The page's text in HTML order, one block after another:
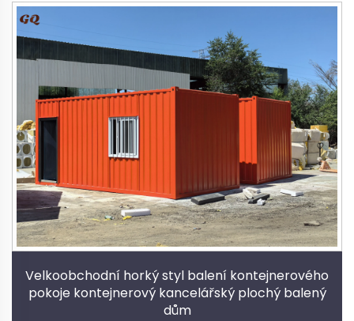
Velkoobchodní horký styl balení kontejnerového
pokoje kontejnerový kancelářský plochý balený
dům